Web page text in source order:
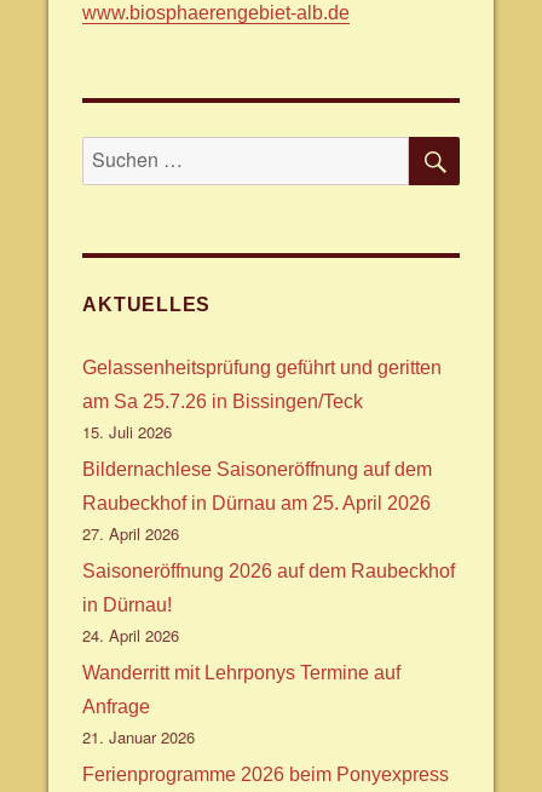
www.biosphaerengebiet-alb.de
Suche
nach:
AKTUELLES
Gelassenheitsprüfung geführt und geritten
am Sa 25.7.26 in Bissingen/Teck
15. Juli 2026
Bildernachlese Saisoneröffnung auf dem
Raubeckhof in Dürnau am 25. April 2026
27. April 2026
Saisoneröffnung 2026 auf dem Raubeckhof
in Dürnau!
24. April 2026
Wanderritt mit Lehrponys Termine auf
Anfrage
21. Januar 2026
Ferienprogramme 2026 beim Ponyexpress